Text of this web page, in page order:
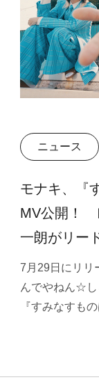
ニュース
モナキ、『
MV公開！
一朗がリー
7月29日にリリ
んでやねん☆し
『すみなすも